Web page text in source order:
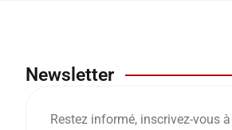
Newsletter
Restez informé, inscrivez-vous